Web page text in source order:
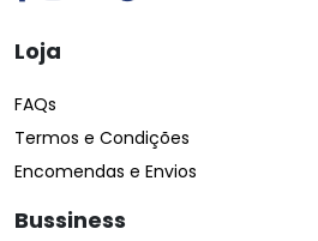
Loja
FAQs
Termos e Condições
Encomendas e Envios
Bussiness